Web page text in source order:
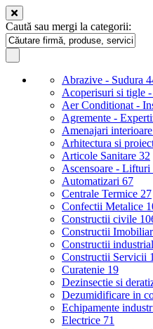
Caută sau mergi la categorii:
Abrazive - Sudura
Acoperisuri si tigle
Aer Conditionat -
Agremente -
Amenajari
Arhitectura si
Articole Sanitare 32
Ascensoare - Lifturi
Automatizari 67
Centrale Termice 27
Confectii Metalice
Constructii civile
Constructii
Constructii
Constructii Servicii
Curatenie 19
Dezinsectie si
Dezumidificare in
Echipamente
Electrice 71